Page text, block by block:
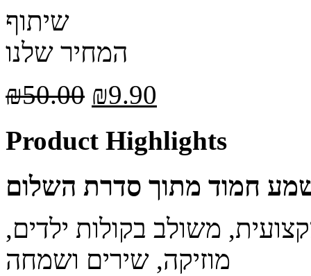
שיתוף
המחיר שלנו
₪50.00 ₪9.90
Product Highlights
חמוד מתוך סדרת השלום
משולב בקולות ילדים,
מוזיקה, שירים ושמחה